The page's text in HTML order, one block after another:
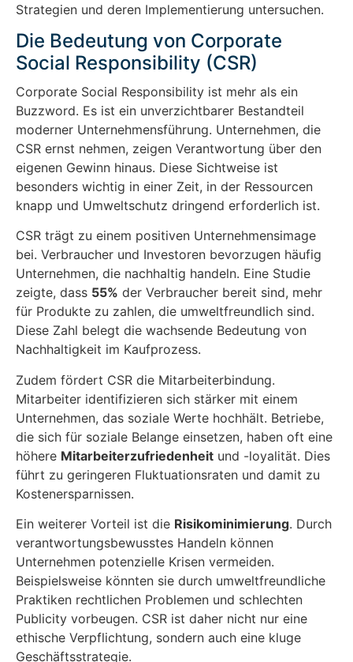
Strategien und deren Implementierung untersuchen.
Die Bedeutung von Corporate
Social Responsibility (CSR)
Corporate Social Responsibility ist mehr als ein
Buzzword. Es ist ein unverzichtbarer Bestandteil
moderner Unternehmensführung. Unternehmen, die
CSR ernst nehmen, zeigen Verantwortung über den
eigenen Gewinn hinaus. Diese Sichtweise ist
besonders wichtig in einer Zeit, in der Ressourcen
knapp und Umweltschutz dringend erforderlich ist.
CSR trägt zu einem positiven Unternehmensimage
bei. Verbraucher und Investoren bevorzugen häufig
Unternehmen, die nachhaltig handeln. Eine Studie
zeigte, dass 55% der Verbraucher bereit sind, mehr
für Produkte zu zahlen, die umweltfreundlich sind.
Diese Zahl belegt die wachsende Bedeutung von
Nachhaltigkeit im Kaufprozess.
Zudem fördert CSR die Mitarbeiterbindung.
Mitarbeiter identifizieren sich stärker mit einem
Unternehmen, das soziale Werte hochhält. Betriebe,
die sich für soziale Belange einsetzen, haben oft eine
höhere Mitarbeiterzufriedenheit und -loyalität. Dies
führt zu geringeren Fluktuationsraten und damit zu
Kostenersparnissen.
Ein weiterer Vorteil ist die Risikominimierung. Durch
verantwortungsbewusstes Handeln können
Unternehmen potenzielle Krisen vermeiden.
Beispielsweise könnten sie durch umweltfreundliche
Praktiken rechtlichen Problemen und schlechten
Publicity vorbeugen. CSR ist daher nicht nur eine
ethische Verpflichtung, sondern auch eine kluge
Geschäftsstrategie.